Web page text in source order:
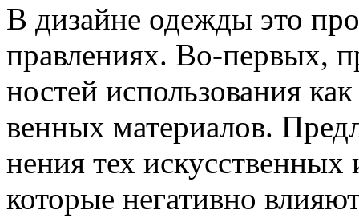
В дизайне одежды это
правлениях. Во-первых,
ностей использования
венных материалов.
нения тех искусственных
которые негативно